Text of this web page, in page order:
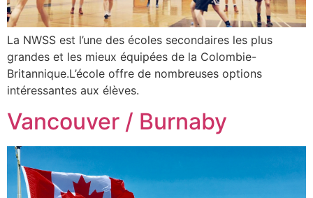
La NWSS est l’une des écoles secondaires les plus
grandes et les mieux équipées de la Colombie-
Britannique.L’école offre de nombreuses options
intéressantes aux élèves.
Vancouver / Burnaby